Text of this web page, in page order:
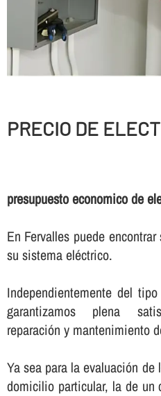
PRECIO DE
presupuesto economico de
En Fervalles puede
su sistema eléctrico.
Independientemente del
garantizamos plena
reparación y mantenimiento
Ya sea para la evaluación
domicilio particular, la de un